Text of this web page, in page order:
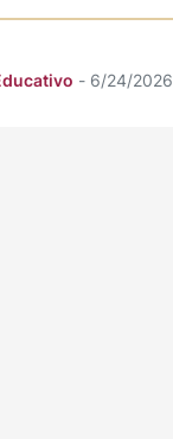
- 6/24/2026